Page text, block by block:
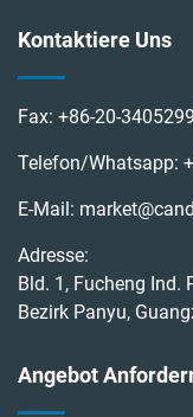
Kontaktiere Uns
Fax: +86-20-
Telefon/Whatsapp:
E-Mail:
Adresse:
Bld. 1, Fucheng Ind.
Bezirk Panyu,
Angebot